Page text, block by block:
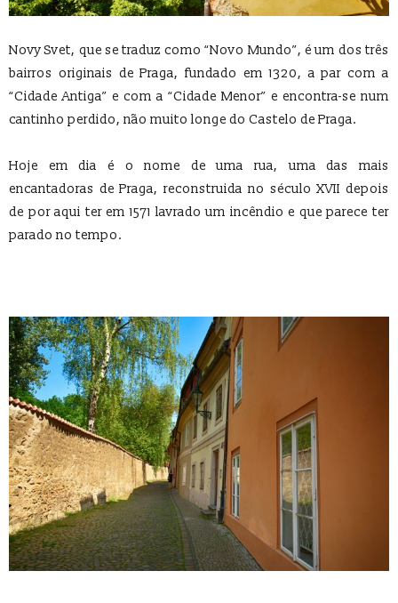
Novy Svet, que se traduz como “Novo Mundo”, é um dos três
bairros originais de Praga, fundado em 1320, a par com a
“Cidade Antiga” e com a “Cidade Menor” e encontra-se num
cantinho perdido, não muito longe do Castelo de Praga.
Hoje em dia é o nome de uma rua, uma das mais
encantadoras de Praga, reconstruida no século XVII depois
de por aqui ter em 1571 lavrado um incêndio e que parece ter
parado no tempo.